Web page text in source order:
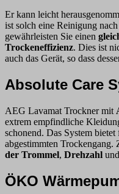
Er kann leicht
ist solch eine Reinigung
gewährleisten Sie einen
Trockeneffizienz. Dies ist
auch das Gerät, so dass
Absolute Care
AEG Lavamat Trockner mit
extrem empfindliche
schonend. Das System
abgestimmten Trockengang.
der Trommel, Drehzahl und
ÖKO